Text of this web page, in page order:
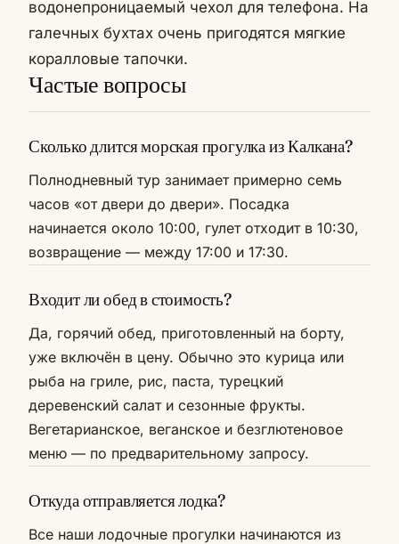
водонепроницаемый чехол для телефона. На
галечных бухтах очень пригодятся мягкие
коралловые тапочки.
Частые вопросы
Сколько длится морская прогулка из Калкана?
Полнодневный тур занимает примерно семь
часов «от двери до двери». Посадка
начинается около 10:00, гулет отходит в 10:30,
возвращение — между 17:00 и 17:30.
Входит ли обед в стоимость?
Да, горячий обед, приготовленный на борту,
уже включён в цену. Обычно это курица или
рыба на гриле, рис, паста, турецкий
деревенский салат и сезонные фрукты.
Вегетарианское, веганское и безглютеновое
меню — по предварительному запросу.
Откуда отправляется лодка?
Все наши лодочные прогулки начинаются из